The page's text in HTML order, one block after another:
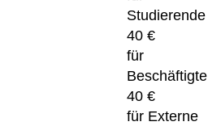
Studierende
40 €
für
Beschäftigte
40 €
für Externe